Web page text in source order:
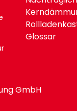
Glossar
GmbH